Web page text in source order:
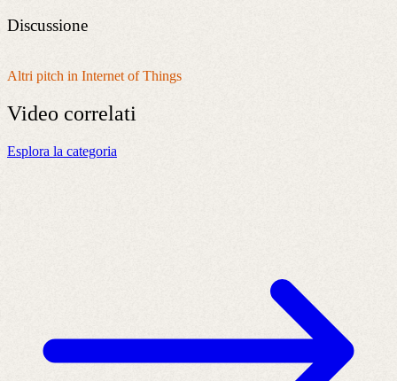
Discussione
Altri pitch in Internet of Things
Video correlati
Esplora la categoria